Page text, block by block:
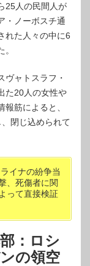
25人の民間人が
・ノーボスチ通
れた人々の中に6
ヴャトスラフ・
た20人の女性や
筋によると、
閉じ込められて
イナの紛争当
、死傷者に関
って直接検証
：ロシ
の領空